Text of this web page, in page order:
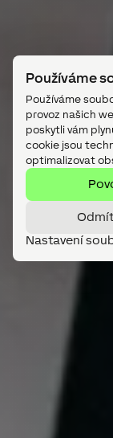
Používáme
Používáme
provoz našich
poskytli vám
cookie jsou
optimalizovat
Nastavení